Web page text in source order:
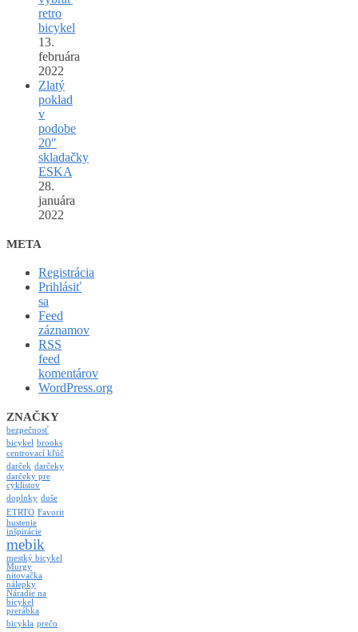
retro
bicykel
13.
februára
2022
Zlatý
poklad
v
podobe
20″
skladačky
ESKA
28.
januára
2022
META
Registrácia
Prihlásiť
sa
Feed
záznamov
RSS
feed
komentárov
WordPress.org
ZNAČKY
bezpečnosť
bicykel brooks
centrovací kľúč
darček darčeky
darčeky pre
cyklistov
doplnky duše
ETRTO Favorit
hustenie
inšpirácie
mebik
mestký bicykel
Murgy
nitovačka
nálepky
Náradie na
bicykel
prerábka
bicykla prečo